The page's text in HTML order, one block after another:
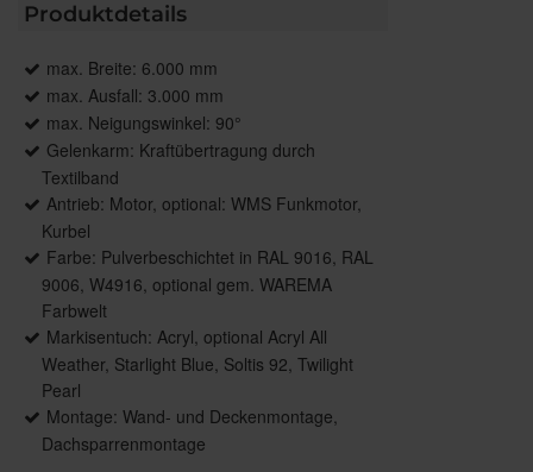
Produktdetails
max. Breite: 6.000 mm
max. Ausfall: 3.000 mm
max. Neigungswinkel: 90°
Gelenkarm: Kraftübertragung durch
Textilband
Antrieb: Motor, optional: WMS Funkmotor,
Kurbel
Farbe: Pulverbeschichtet in RAL 9016, RAL
9006, W4916, optional gem. WAREMA
Farbwelt
Markisentuch: Acryl, optional Acryl All
Weather, Starlight Blue, Soltis 92, Twilight
Pearl
Montage: Wand- und Deckenmontage,
Dachsparrenmontage